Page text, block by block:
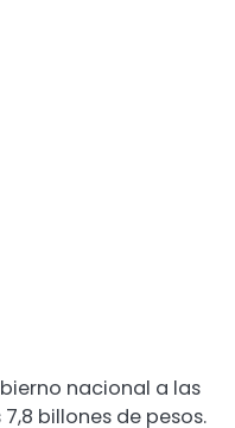
nacional a las
billones de pesos.